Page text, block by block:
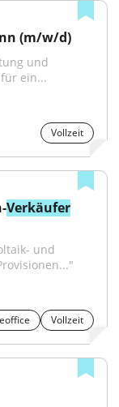
(m/w/d)
und
ein...
Vollzeit
Verkäufer
und
Vollzeit